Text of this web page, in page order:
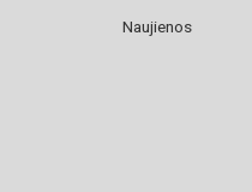
Naujienos